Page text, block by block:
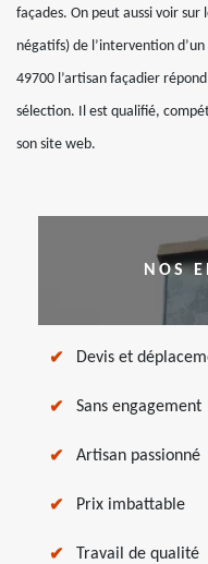
façades. On peut aussi voir sur
négatifs) de l’intervention
49700 l’artisan façadier
sélection. Il est qualifié,
son site web.
NOS
Devis et
Sans engagement
Artisan passionné
Prix imbattable
Travail de qualité